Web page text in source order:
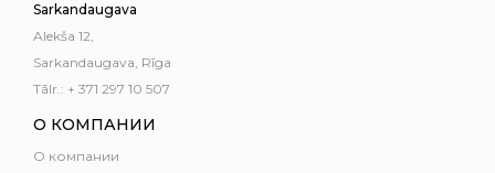
Sarkandaugava
Alekša 12,
Sarkandaugava, Rīga
Tālr.: + 371 297 10 507
О КОМПАНИИ
О компании